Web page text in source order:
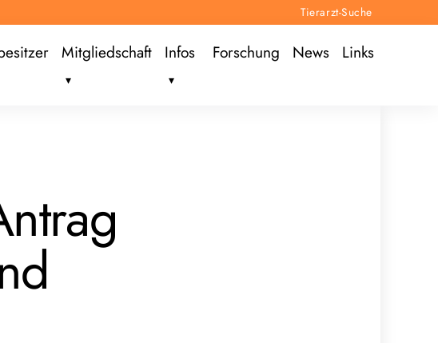
Tierarzt-Suche
Mitgliedschaft Infos Forschung News Links